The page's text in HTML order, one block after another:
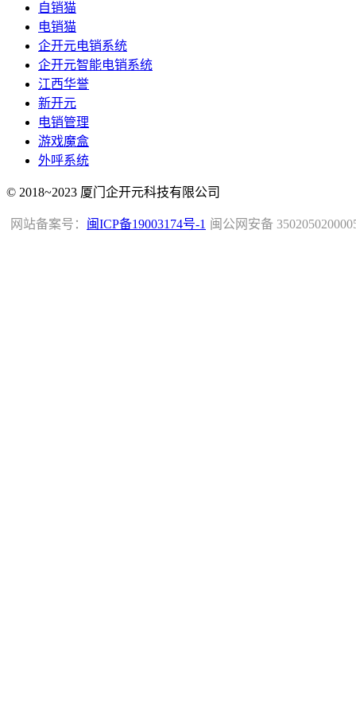
自销猫
电销猫
企开元电销系统
企开元智能电销系统
江西华誉
新开元
电销管理
游戏魔盒
外呼系统
© 2018~2023 厦门企开元科技有限公司
闽公网安备
网站备案号： 闽ICP备19003174号-1